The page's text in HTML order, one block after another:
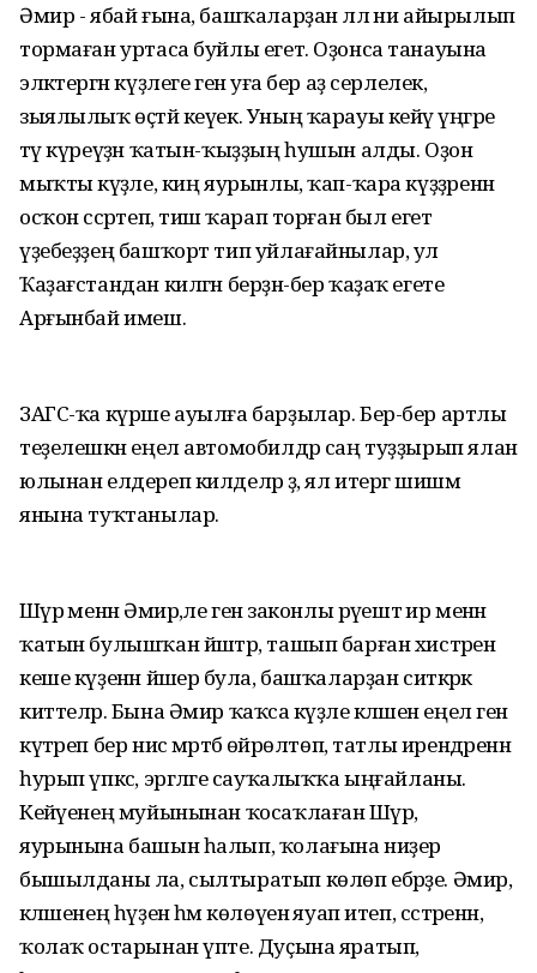
Әмир - ябай ғына, башҡаларҙан әллә ни айырылып
тормаған уртаса буйлы егет. Оҙонса танауына
эләктергән күҙлеге генә уға бер аҙ серлелек,
зыялылыҡ өҫтәй кеүек. Уның ҡарауы кейәү үңгәре
тәү күреүҙән ҡатын-ҡыҙҙың һушын алды. Оҙон
мыҡты кәүҙәле, киң яурынлы, ҡап-ҡара күҙҙәренән
осҡон сәсрәтеп, тишә ҡарап торған был егет
үҙебеҙҙең башҡорт тип уйлағайнылар, ул
Ҡаҙағстандан килгән берҙән-бер ҡаҙаҡ егете
Арғынбай имеш.
ЗАГС-ҡа күрше ауылға барҙылар. Бер-бер артлы
теҙелешкән еңел автомобилдәр саң туҙҙырып ялан
юлынан елдереп килделәр ҙә, ял итергә шишмә
янына туҡтанылар.
Шәүрә менән Әмир,әле генә законлы рәүештә ир менән
ҡатын булышҡан йәштәр, ташып барған хистәрен
кеше күҙенән йәшерә була, башҡаларҙан ситкәрәк
киттеләр. Бына Әмир ҡаҡса кәүҙәле кәләшен еңел генә
күтәреп бер нисә мәртәбә өйрөлтөп, татлы ирендәренән
һурып үпкәс, эргәләге сауҡалыҡҡа ыңғайланы.
Кейәүенең муйынынан ҡосаҡлаған Шәүрә,
яурынына башын һалып, ҡолағына ниҙер
бышылданы ла, сылтыратып көлөп ебәрҙе. Әмир,
кәләшенең һүҙенә һәм көлөүенә яуап итеп, сәстәренән,
ҡолаҡ остарынан үпте. Дуҫына яратып,